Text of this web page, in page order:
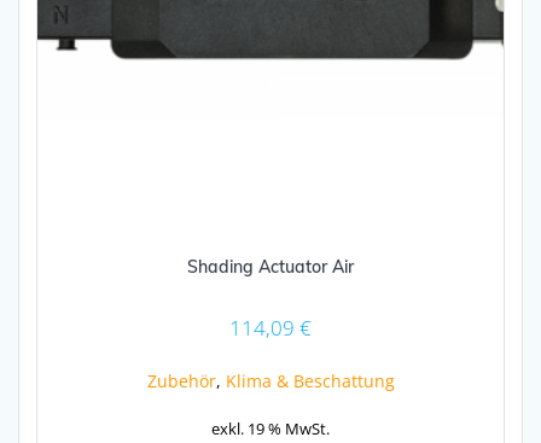
Shading Actuator Air
114,09 €
Zubehör, Klima & Beschattung
exkl. 19 % MwSt.